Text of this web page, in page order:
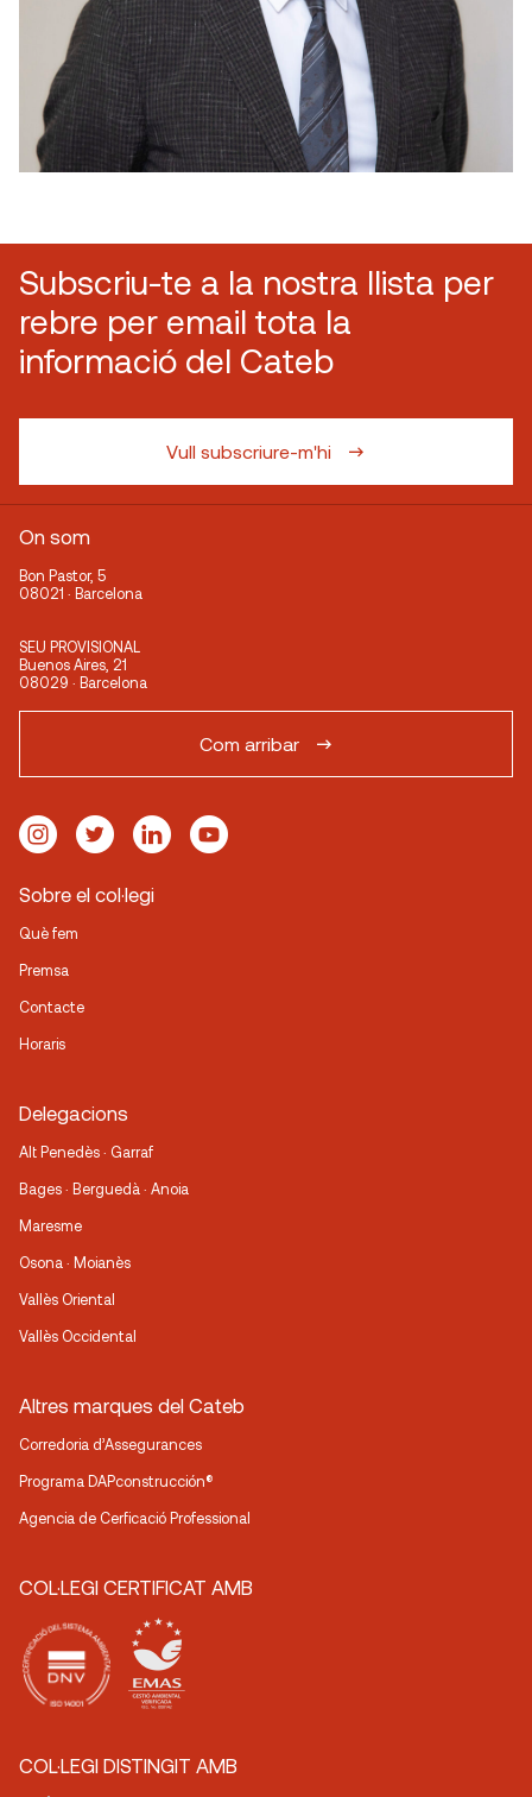
Subscriu-te a la nostra llista per
rebre per email tota la
informació del Cateb
Vull subscriure-m'hi
On som
Bon Pastor, 5
08021 · Barcelona
SEU PROVISIONAL
Buenos Aires, 21
08029 · Barcelona
Com arribar
Sobre el col·legi
Què fem
Premsa
Contacte
Horaris
Delegacions
Alt Penedès · Garraf
Bages · Berguedà · Anoia
Maresme
Osona · Moianès
Vallès Oriental
Vallès Occidental
Altres marques del Cateb
Corredoria d’Assegurances
Programa DAPconstrucción®
Agencia de Cerficació Professional
COL·LEGI CERTIFICAT AMB
COL·LEGI DISTINGIT AMB